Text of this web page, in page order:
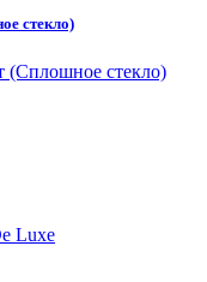
стекло)